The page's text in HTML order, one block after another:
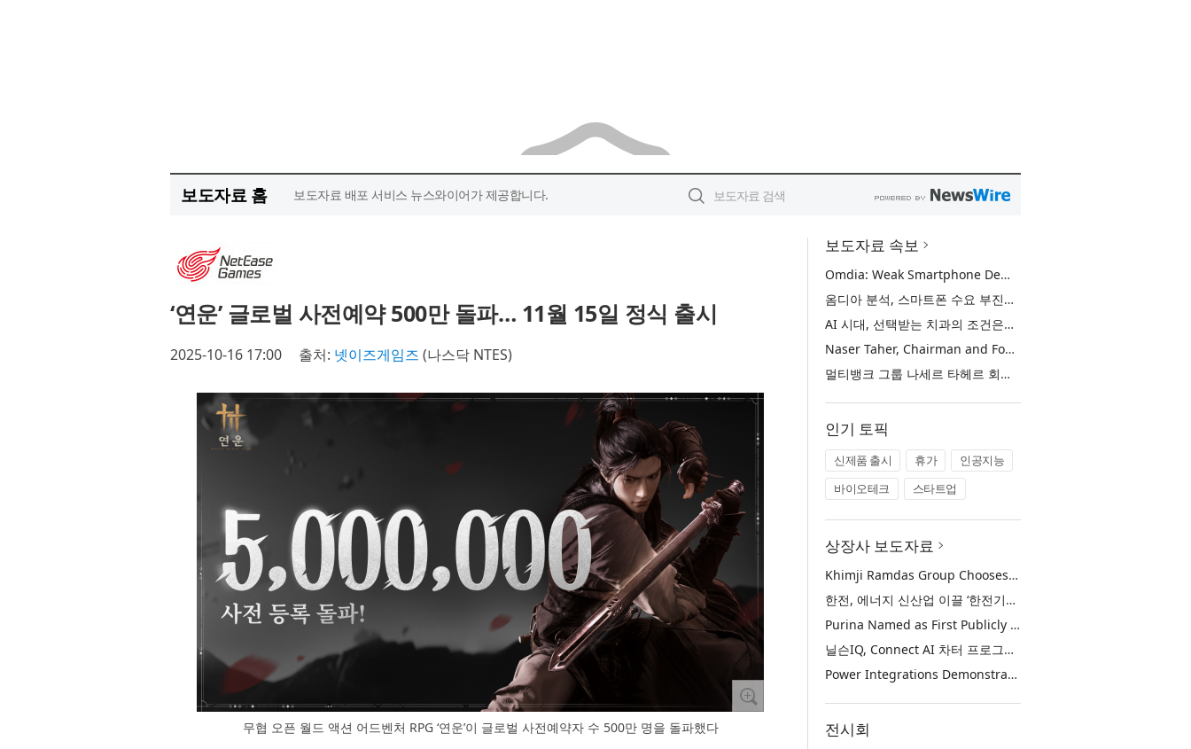
보도자료 홈 보도자료 배포 서비스 뉴스와이어가 제공합니다.
‘연운’ 글로벌 사전예약 500만 돌파… 11월 15일 정식 출시
2025-10-16 17:00 출처: 넷이즈게임즈 (나스닥 NTES)
무협 오픈 월드 액션 어드벤처 RPG ‘연운’이 글로벌 사전예약자 수 500만 명을 돌파했다
보도자료 속보
Omdia: Weak Smartphone Demand Drives Record Growth in Display Shipments to Refurbished Phone Market
옴디아 분석, 스마트폰 수요 부진에 리퍼비시 폰 디스플레이 출하량 사상 최대 기록
AI 시대, 선택받는 치과의 조건은… 정유미 원장 ‘Mini MBA for Dentists’ 단독 특강 개최
Naser Taher, Chairman and Founder of MultiBank Group, Honored by H.H. Sheikh Nahyan bin Mubarak Al Nahyan with the Golden Excellence Award for FinTech, Digital Asset and Blockchain Excellence
멀티뱅크 그룹 나세르 타헤르 회장, 핀테크·디지털 자산·블록체인 부문 ‘골든 엑설런스상’ 수상
인기 토픽
신제품 출시 휴가
인공지능
바이오테크
스타트업
상장사 보도자료
Khimji Ramdas Group Chooses Rimini Street to Reduce SAP Support Costs, Protect 700+ Customizations and Reinvest Savings in Innovation
한전, 에너지 신산업 이끌 ‘한전기술지주’ 공식 출범
Purina Named as First Publicly Announced NIQ ConnectAI Charter Client
닐슨IQ, Connect AI 차터 프로그램 최초 고객사 ‘퓨리나’ 선정
Power Integrations Demonstrates World’s First 2200 V GaN Technology for Next-Era High-Voltage Power Systems
전시회